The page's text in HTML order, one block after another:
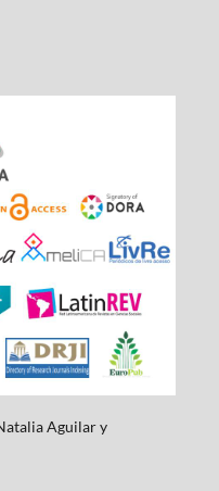
Aguilar y